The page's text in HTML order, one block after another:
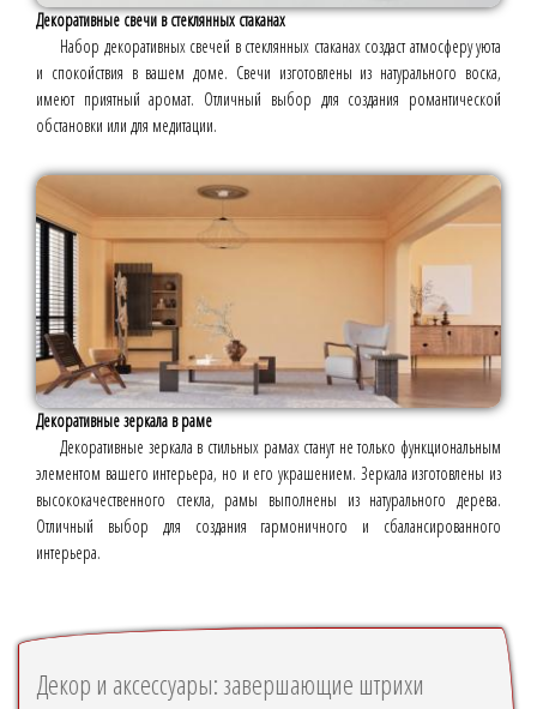
Декоративные свечи в стеклянных стаканах
Набор декоративных свечей в стеклянных стаканах создаст атмосферу уюта
и спокойствия в вашем доме. Свечи изготовлены из натурального воска,
имеют приятный аромат. Отличный выбор для создания романтической
обстановки или для медитации.
Декоративные зеркала в раме
Декоративные зеркала в стильных рамах станут не только функциональным
элементом вашего интерьера, но и его украшением. Зеркала изготовлены из
высококачественного стекла, рамы выполнены из натурального дерева.
Отличный выбор для создания гармоничного и сбалансированного
интерьера.
Декор и аксессуары: завершающие штрихи